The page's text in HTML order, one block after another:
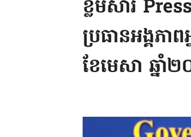
ខ្លឹមសារ
ប្រធានអង្គភា
ខែមេសា ឆ្នាំ